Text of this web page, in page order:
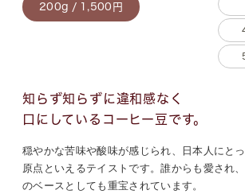
200g / 1,500円
知らず知らずに違和感なく
口にしているコーヒー豆です。
穏やかな苦味や酸味が感じられ、日本人にと
原点といえるテイストです。誰からも愛され
のベースとしても重宝されています。